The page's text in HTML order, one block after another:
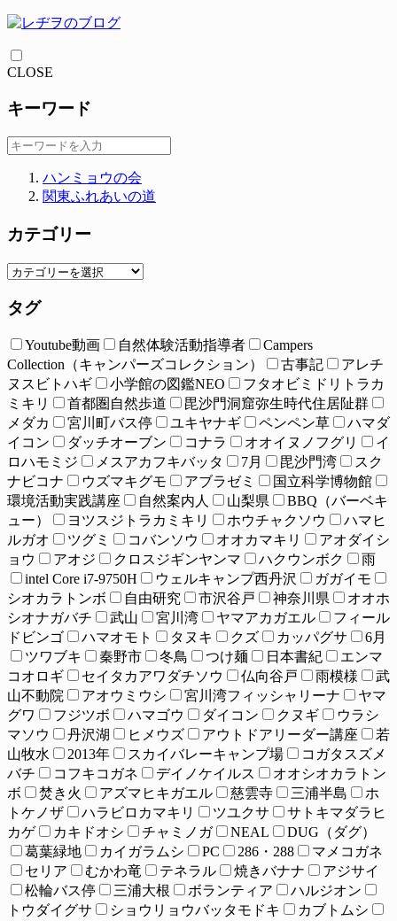
CLOSE
キーワード
ハンミョウの会
関東ふれあいの道
カテゴリー
タグ
Youtube動画 自然体験活動指導者
Campers
Collection（キャンパーズコレクション）
古事記
アレチ
ヌスビトハギ
小学館の図鑑NEO
フタオビミドリトラカ
ミキリ
首都圏自然歩道
毘沙門洞窟弥生時代住居阯群
メダカ
宮川町バス停 ユキヤナギ ペンペン草
ハマダ
イコン
ダッチオーブン コナラ オオイヌノフグリ
イ
ロハモミジ
メスアカフキバッタ 7月 毘沙門湾
スク
ナビコナ
ウズマキグモ アブラゼミ
国立科学博物館
環境活動実践講座
自然案内人 山梨県
BBQ（バーベキ
ュー）
ヨツスジトラカミキリ ホウチャクソウ
ハマヒ
ルガオ
ツグミ コバンソウ オオカマキリ
アオダイシ
ョウ
アオジ クロスジギンヤンマ ハクウンボク
雨
intel Core i7-9750H
ウェルキャンプ西丹沢
ガガイモ
シオカラトンボ
自由研究 市沢谷戸 神奈川県
オオホ
シオナガバチ
武山 宮川湾 ヤマアカガエル
フィール
ドビンゴ
ハマオモト タヌキ クズ カッパグサ
6月
ツワブキ
秦野市 冬鳥 つけ麺 日本書紀
エンマ
コオロギ
セイタカアワダチソウ 仏向谷戸 雨模様
武
山不動院
アオウミウシ 宮川湾フィッシャリーナ
ヤマ
グワ
フジツボ ハマゴウ ダイコン クヌギ
ウラシ
マソウ
丹沢湖 ヒメウズ アウトドアリーダー講座
若
山牧水
2013年 スカイバレーキャンプ場
コガタスズメ
バチ
コフキコガネ デイノケイルス
オオシオカラトン
ボ
焚き火 アズマヒキガエル 慈雲寺 三浦半島
ホ
トケノザ
ハラビロカマキリ ツユクサ
サトキマダラヒ
カゲ
カキドオシ チャミノガ NEAL
DUG（ダグ）
葛葉緑地
カイガラムシ PC 286・288
マメコガネ
セリア
むかわ竜 テネラル 焼きバナナ
アジサイ
松輪バス停
三浦大根 ボランティア
ハルジオン
トウダイグサ
ショウリョウバッタモドキ
カブトムシ